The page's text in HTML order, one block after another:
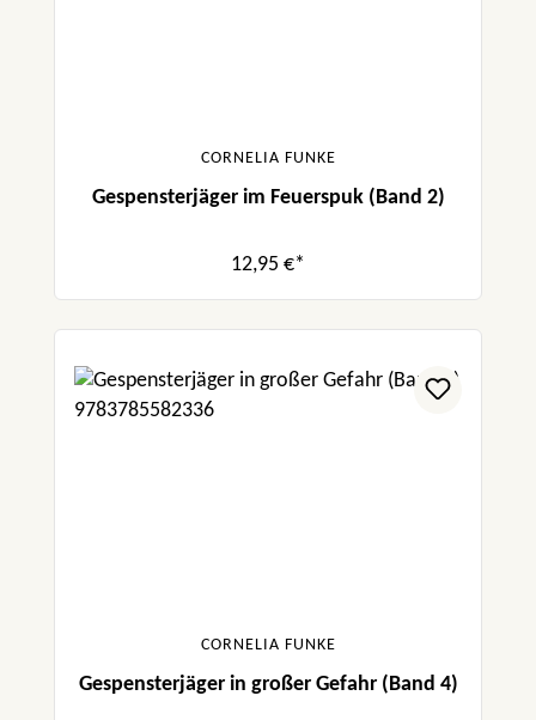
CORNELIA FUNKE
Gespensterjäger im Feuerspuk (Band 2)
12,95 €*
CORNELIA FUNKE
Gespensterjäger in großer Gefahr (Band 4)